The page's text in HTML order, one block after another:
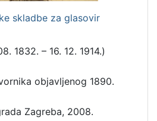
skladbe za glasovir
1832. – 16. 12. 1914.)
objavljenog 1890.
Zagreba, 2008.